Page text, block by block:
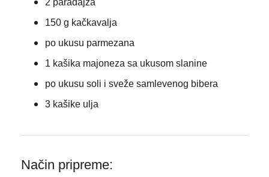
2 paradajza
150 g kačkavalja
po ukusu parmezana
1 kašika majoneza sa ukusom slanine
po ukusu soli i sveže samlevenog bibera
3 kašike ulja
Način pripreme: